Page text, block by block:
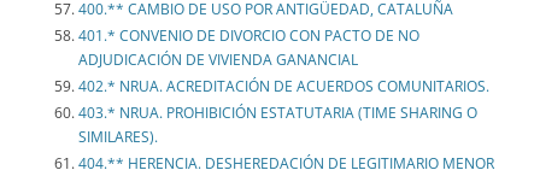
400.** CAMBIO DE USO POR ANTIGÜEDAD, CATALUÑA
401.* CONVENIO DE DIVORCIO CON PACTO DE NO
ADJUDICACIÓN DE VIVIENDA GANANCIAL
402.* NRUA. ACREDITACIÓN DE ACUERDOS COMUNITARIOS.
403.* NRUA. PROHIBICIÓN ESTATUTARIA (TIME SHARING O
SIMILARES).
404.** HERENCIA. DESHEREDACIÓN DE LEGITIMARIO MENOR